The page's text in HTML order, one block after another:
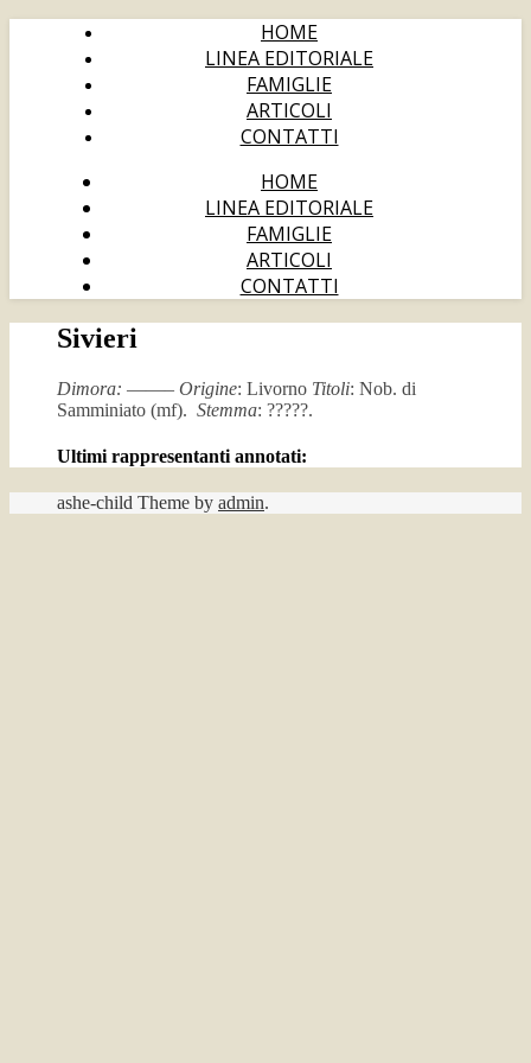
HOME
LINEA EDITORIALE
FAMIGLIE
ARTICOLI
CONTATTI
HOME
LINEA EDITORIALE
FAMIGLIE
ARTICOLI
CONTATTI
Sivieri
Dimora: ——– Origine: Livorno Titoli: Nob. di
Samminiato (mf). Stemma: ?????.
Ultimi rappresentanti annotati:
ashe-child Theme by admin.